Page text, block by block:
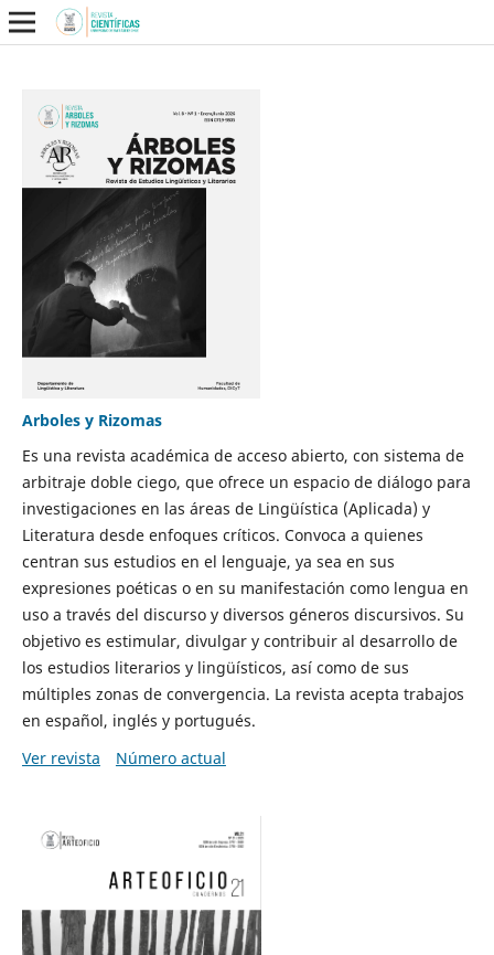
Arboles y Rizomas
Es una revista académica de acceso abierto, con sistema de
arbitraje doble ciego, que ofrece un espacio de diálogo para
investigaciones en las áreas de Lingüística (Aplicada) y
Literatura desde enfoques críticos. Convoca a quienes
centran sus estudios en el lenguaje, ya sea en sus
expresiones poéticas o en su manifestación como lengua en
uso a través del discurso y diversos géneros discursivos. Su
objetivo es estimular, divulgar y contribuir al desarrollo de
los estudios literarios y lingüísticos, así como de sus
múltiples zonas de convergencia. La revista acepta trabajos
en español, inglés y portugués.
Ver revista
Número actual